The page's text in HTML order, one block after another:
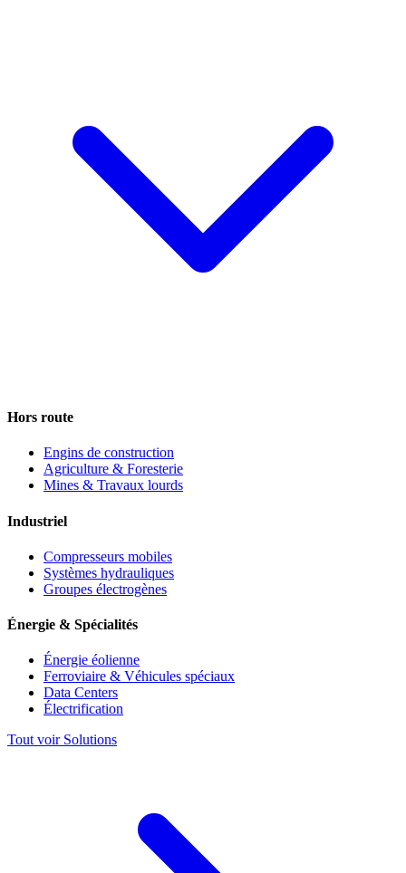
Hors route
Engins de construction
Agriculture & Foresterie
Mines & Travaux lourds
Industriel
Compresseurs mobiles
Systèmes hydrauliques
Groupes électrogènes
Énergie & Spécialités
Énergie éolienne
Ferroviaire & Véhicules spéciaux
Data Centers
Électrification
Tout voir Solutions